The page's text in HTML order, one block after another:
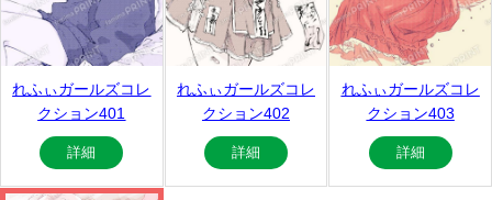
れふぃガールズコレ
クション401
詳細
れふぃガールズコレ
クション402
詳細
れふぃガールズコレ
クション403
詳細